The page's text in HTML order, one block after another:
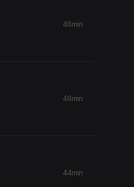
46min
46min
44min